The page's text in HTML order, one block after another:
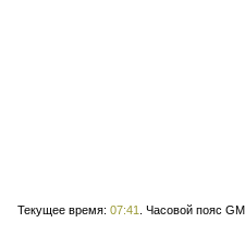
Текущее время: 07:41 . Часовой пояс